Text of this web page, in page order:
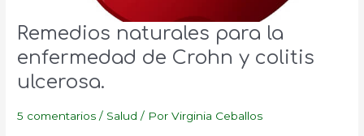
Remedios naturales para la
enfermedad de Crohn y colitis
ulcerosa.
5 comentarios / Salud / PorVirginia Ceballos